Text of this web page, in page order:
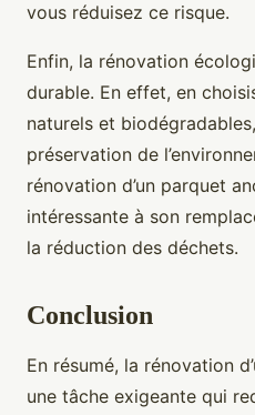
vous réduisez ce risque.
Enfin, la rénovation
durable. En effet, en
naturels et
préservation de
rénovation d’un parquet
intéressante à son
la réduction des déchets.
Conclusion
En résumé, la rénovation
une tâche exigeante qui